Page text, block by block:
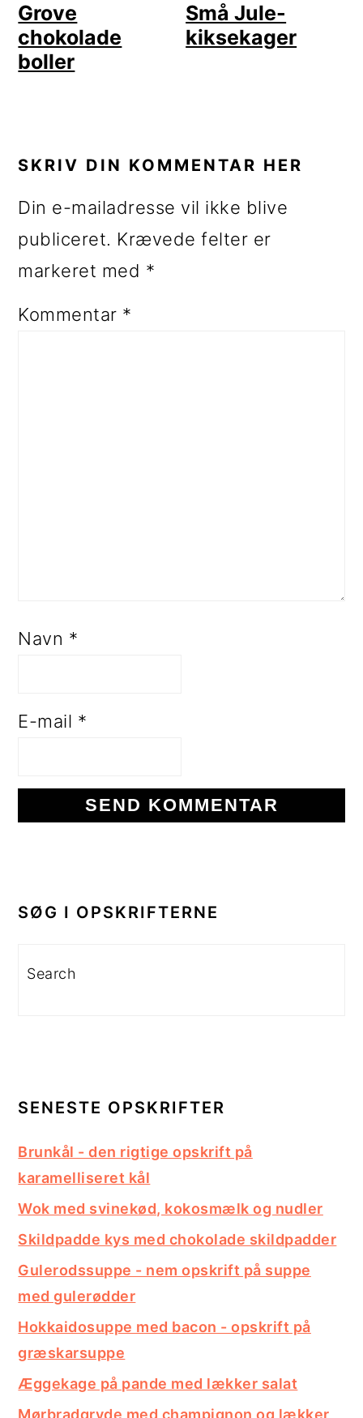
Grove
chokolade
boller
Små Jule-
kiksekager
SKRIV DIN KOMMENTAR HER
Din e-mailadresse vil ikke blive
publiceret. Krævede felter er
markeret med *
Kommentar *
Navn *
E-mail *
SIDEBAR
SØG I OPSKRIFTERNE
Search
SENESTE OPSKRIFTER
Brunkål - den rigtige opskrift på
karamelliseret kål
Wok med svinekød, kokosmælk og nudler
Skildpadde kys med chokolade skildpadder
Gulerodssuppe - nem opskrift på suppe
med gulerødder
Hokkaidosuppe med bacon - opskrift på
græskarsuppe
Æggekage på pande med lækker salat
Mørbradgryde med champignon og lækker